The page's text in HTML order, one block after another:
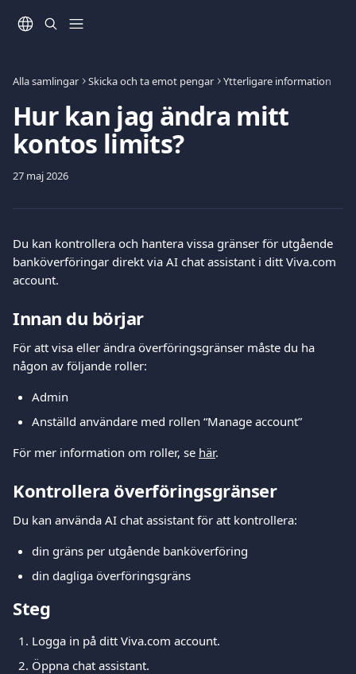
Alla samlingar Skicka och ta emot pengar Ytterligare information
Hur kan jag ändra mitt
kontos limits?
27 maj 2026
Du kan kontrollera och hantera vissa gränser för utgående
banköverföringar direkt via AI chat assistant i ditt Viva.com
account.
Innan du börjar
För att visa eller ändra överföringsgränser måste du ha
någon av följande roller:
Admin
Anställd användare med rollen “Manage account”
För mer information om roller, se här.
Kontrollera överföringsgränser
Du kan använda AI chat assistant för att kontrollera:
din gräns per utgående banköverföring
din dagliga överföringsgräns
Steg
Logga in på ditt Viva.com account.
Öppna chat assistant.